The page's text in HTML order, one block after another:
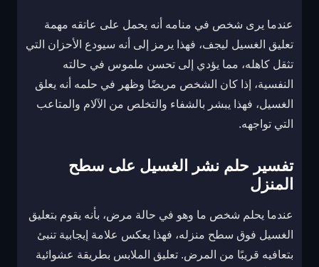
عندما يرى شخص في منامه أنه يحمل على عاتقه مهمة
تعليق الغسيل ليجف، فهذا يرمز إلى أنه سيودع الأحزان التي
تثقل كاهله، مما يؤدي إلى تحسن ملموس في حالته
النفسية، إذا كان الشخص مريضًا وظهر في حلمه أنه يعلق
الغسيل، فهذا يبشر بالشفاء والتخلص من الآلام والمتاعب
التي تواجهه.
تفسير حلم نشر الغسيل على سطح
المنزل
عندما يحلم شخص ما وهو في حالة مرض، بأنه يقوم بتعليق
الغسيل فوق سطح منزله، فهذا يعكس علامة إيجابية تنبئ
بتعافيه قريبًا من المرض. تعليق الملابس بطريقة عشوائية